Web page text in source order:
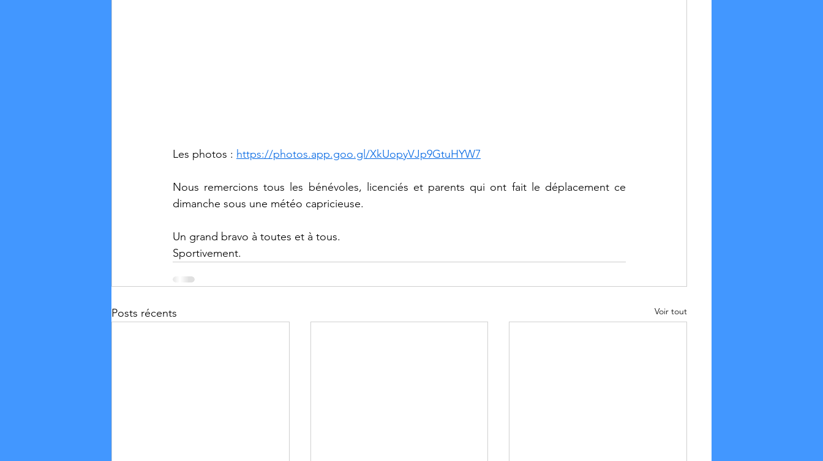
Les photos : https://photos.app.goo.gl/XkUopyVJp9GtuHYW7
Nous remercions tous les bénévoles, licenciés et parents qui ont fait le déplacement ce
dimanche sous une météo capricieuse.
Un grand bravo à toutes et à tous.
Sportivement.
Posts récents Voir tout